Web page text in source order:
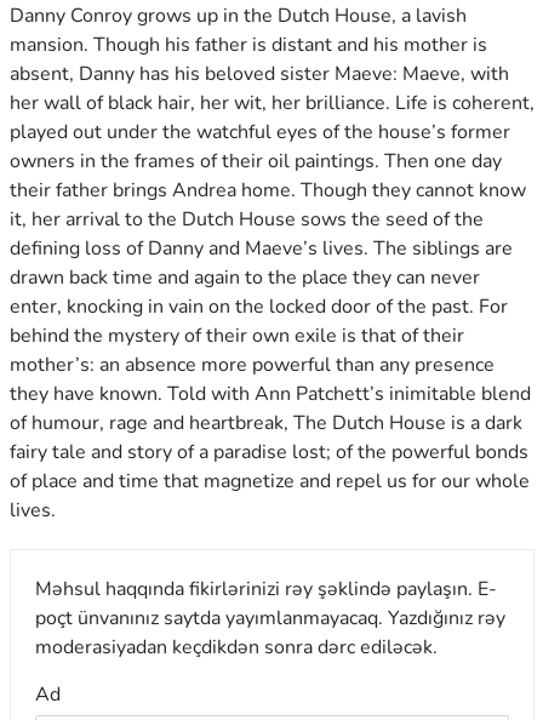
Danny Conroy grows up in the Dutch House, a lavish
mansion. Though his father is distant and his mother is
absent, Danny has his beloved sister Maeve: Maeve, with
her wall of black hair, her wit, her brilliance. Life is coherent,
played out under the watchful eyes of the house’s former
owners in the frames of their oil paintings. Then one day
their father brings Andrea home. Though they cannot know
it, her arrival to the Dutch House sows the seed of the
defining loss of Danny and Maeve’s lives. The siblings are
drawn back time and again to the place they can never
enter, knocking in vain on the locked door of the past. For
behind the mystery of their own exile is that of their
mother’s: an absence more powerful than any presence
they have known. Told with Ann Patchett’s inimitable blend
of humour, rage and heartbreak, The Dutch House is a dark
fairy tale and story of a paradise lost; of the powerful bonds
of place and time that magnetize and repel us for our whole
lives.
Məhsul haqqında fikirlərinizi rəy şəklində paylaşın. E-
poçt ünvanınız saytda yayımlanmayacaq. Yazdığınız rəy
moderasiyadan keçdikdən sonra dərc ediləcək.
Ad